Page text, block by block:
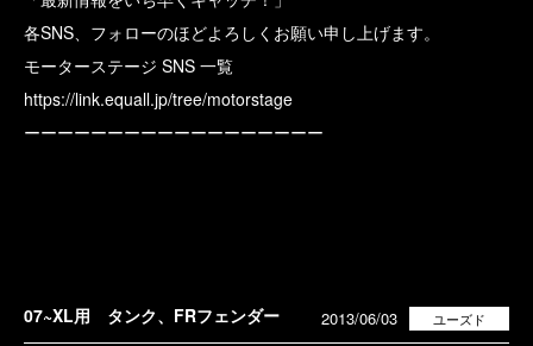
各SNS、フォローのほどよろしくお願い申し上げます。
モーターステージ SNS 一覧
https://link.equall.jp/tree/motorstage
ーーーーーーーーーーーーーーーーーー
07~XL用 タンク、FRフェンダー ユーズド
2013/06/03